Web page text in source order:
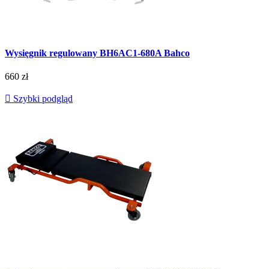
Wysięgnik regulowany BH6AC1-680A Bahco
660 zł
 Szybki podgląd